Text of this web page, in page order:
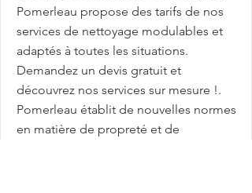
Pomerleau propose des tarifs de nos
services de nettoyage modulables et
adaptés à toutes les situations.
Demandez un devis gratuit et
découvrez nos services sur mesure !.
Pomerleau établit de nouvelles normes
en matière de propreté et de